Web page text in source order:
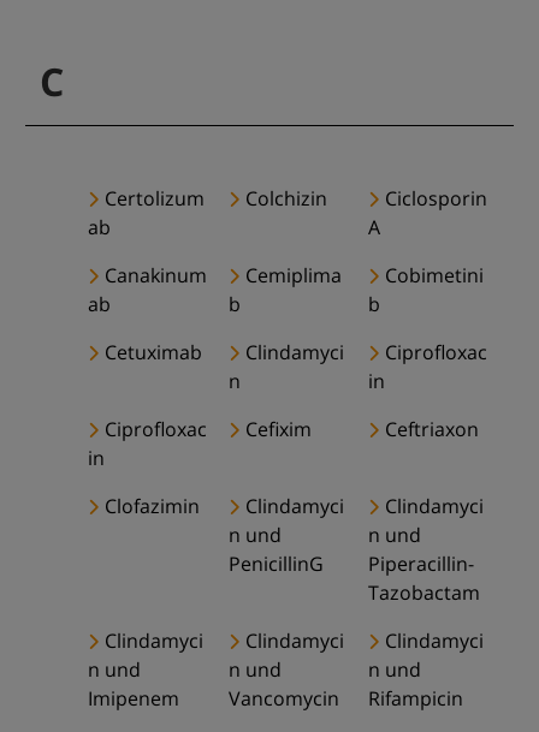
C
Certolizum
ab
Colchizin
Ciclosporin
A
Canakinum
ab
Cemiplima
b
Cobimetini
b
Cetuximab
Clindamyci
n
Ciprofloxac
in
Ciprofloxac
in
Cefixim Ceftriaxon
Clofazimin
Clindamyci
n und
PenicillinG
Clindamyci
n und
Piperacillin-
Tazobactam
Clindamyci
n und
Imipenem
Clindamyci
n und
Vancomycin
Clindamyci
n und
Rifampicin